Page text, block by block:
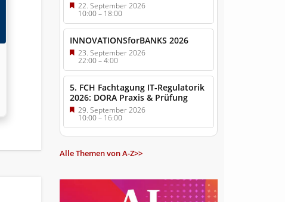
22. September 2026
10:00– 18:00
INNOVATIONSforBANKS 2026
23. September 2026
22:00–4:00
5. FCH Fachtagung IT-Regulatorik
2026: DORA Praxis & Prüfung
29. September 2026
10:00– 16:00
Alle Themen von A-Z>>